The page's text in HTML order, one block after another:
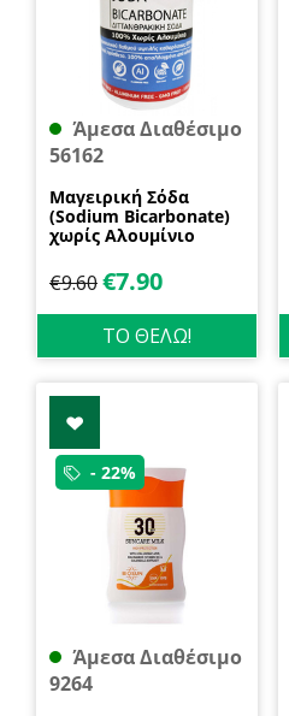
Άμεσα Διαθέσιμο
56162
Μαγειρική Σόδα
(Sodium Bicarbonate)
χωρίς Αλουμίνιο
€9.60€7.90
ΤΟ ΘΕΛΩ!
- 22%
Άμεσα Διαθέσιμο
9264